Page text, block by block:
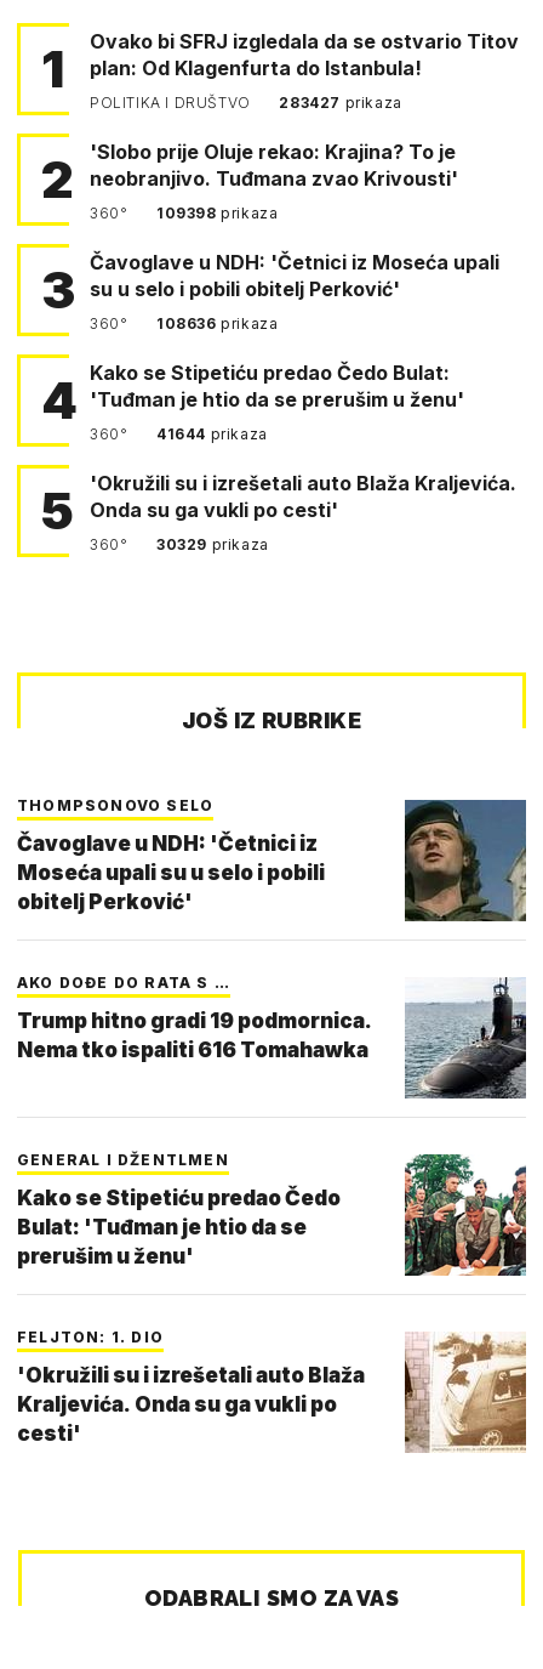
1
Ovako bi SFRJ izgledala da se ostvario Titov
plan: Od Klagenfurta do Istanbula!
POLITIKA I DRUŠTVO 283427 prikaza
2
'Slobo prije Oluje rekao: Krajina? To je
neobranjivo. Tuđmana zvao Krivousti'
360° 109398prikaza
3
Čavoglave u NDH: 'Četnici iz Moseća upali
su u selo i pobili obitelj Perković'
360° 108636prikaza
4 Kako se Stipetiću predao Čedo Bulat:
'Tuđman je htio da se prerušim u ženu'
360° 41644 prikaza
5
'Okružili su i izrešetali auto Blaža Kraljevića.
Onda su ga vukli po cesti'
360° 30329 prikaza
JOŠ IZ RUBRIKE
THOMPSONOVO SELO
Čavoglave u NDH: 'Četnici iz
Moseća upali su u selo i pobili
obitelj Perković'
AKO DOĐE DO RATA S …
Trump hitno gradi 19 podmornica.
Nema tko ispaliti 616 Tomahawka
GENERAL I DŽENTLMEN
Kako se Stipetiću predao Čedo
Bulat: 'Tuđman je htio da se
prerušim u ženu'
FELJTON: 1. DIO
'Okružili su i izrešetali auto Blaža
Kraljevića. Onda su ga vukli po
cesti'